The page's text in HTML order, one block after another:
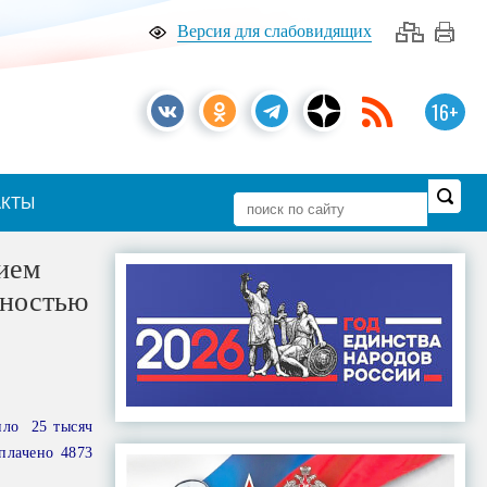
Версия для слабовидящих
16+
25 тысяч
4873